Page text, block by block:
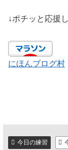
↓ポチッと応援
にほんブログ村
今日の練習